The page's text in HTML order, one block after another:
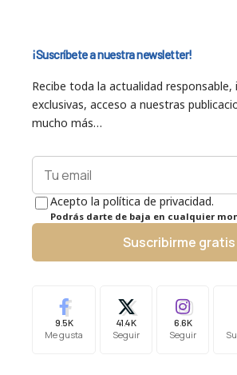
¡Suscríbete a nuestra newsletter!
Recibe toda la actualidad responsable,
exclusivas, acceso a nuestras
mucho más…
Acepto la política de privacidad.
Podrás darte de baja en cualquier
Suscribirme gratis
9.5K
Me gusta
41.4K
Seguir
6.6K
Seguir